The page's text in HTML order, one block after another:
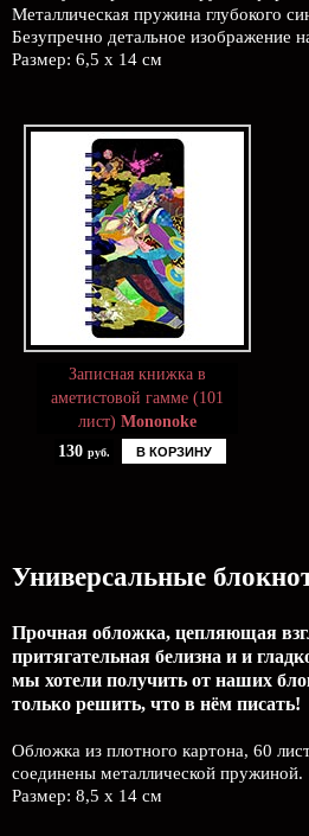
Металлическая пружина глубокого
Безупречно детальное изображение
Размер: 6,5 х 14 см
Записная книжка в
аметистовой гамме (101
лист) Mononoke
130 руб. В КОРЗИНУ
Универсальные
Прочная обложка, цепляющая
притягательная белизна и и
мы хотели получить от наших
только решить, что в нём писать!
Обложка из плотного картона, 60
соединены металлической пружиной.
Размер: 8,5 х 14 см